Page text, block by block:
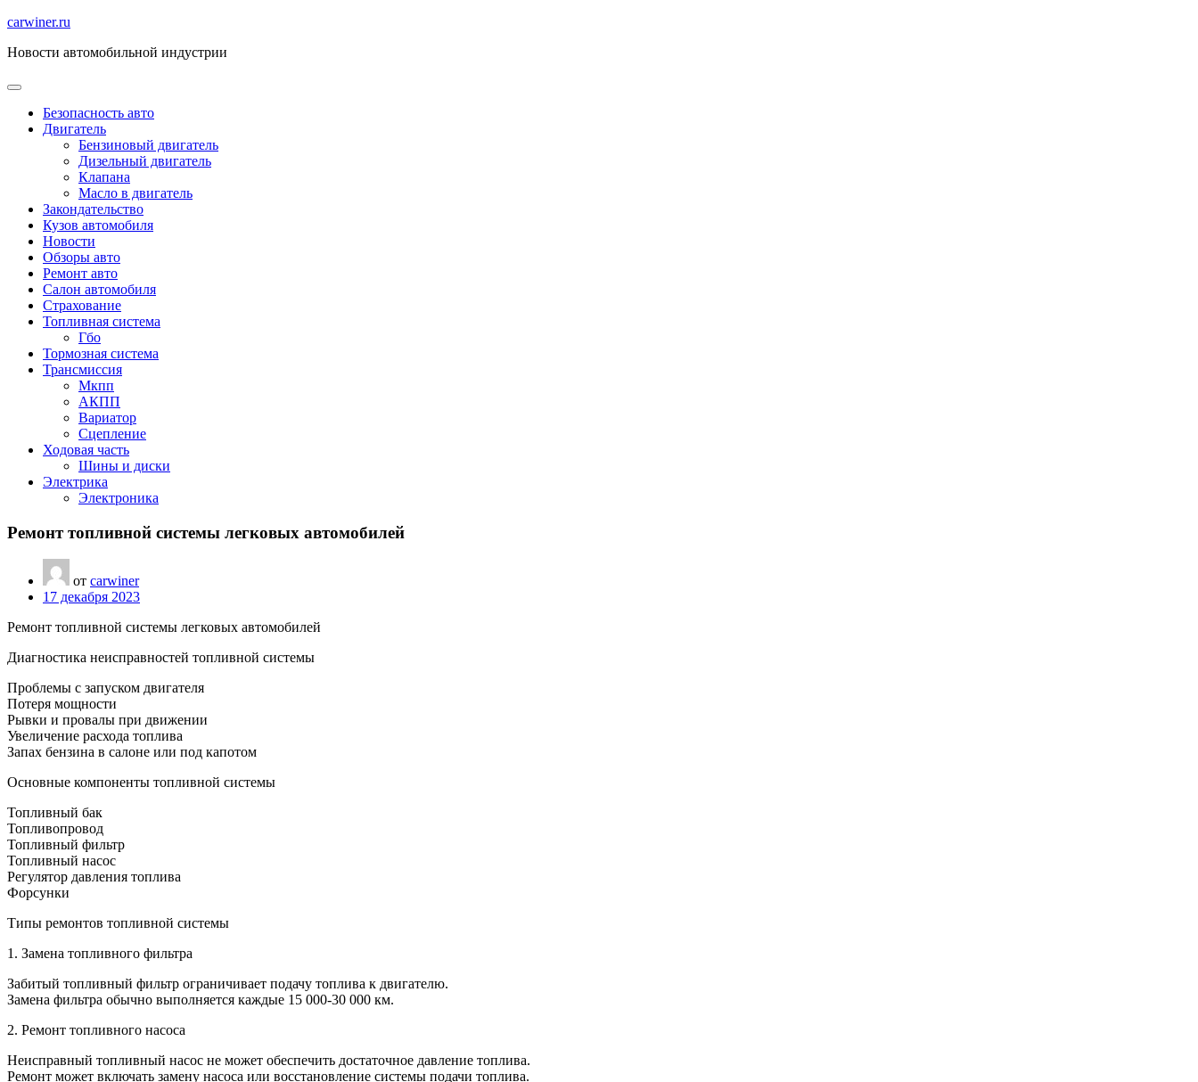
Перейти
содержимому
carwiner.ru
Новости автомобильной индустрии
Безопасность авто
Двигатель
Бензиновый двигатель
Дизельный двигатель
Клапана
Масло в двигатель
Закондательство
Кузов автомобиля
Новости
Обзоры авто
Ремонт авто
Салон автомобиля
Страхование
Топливная система
Гбо
Тормозная система
Трансмиссия
Мкпп
АКПП
Вариатор
Сцепление
Ходовая часть
Шины и диски
Электрика
Электроника
Ремонт топливной системы легковых автомобилей
от carwiner
17 декабря 2023
Ремонт топливной системы легковых автомобилей
Диагностика неисправностей топливной системы
Проблемы с запуском двигателя
Потеря мощности
Рывки и провалы при движении
Увеличение расхода топлива
Запах бензина в салоне или под капотом
Основные компоненты топливной системы
Топливный бак
Топливопровод
Топливный фильтр
Топливный насос
Регулятор давления топлива
Форсунки
Типы ремонтов топливной системы
1. Замена топливного фильтра
Забитый топливный фильтр ограничивает подачу топлива к двигателю.
Замена фильтра обычно выполняется каждые 15 000-30 000 км.
2. Ремонт топливного насоса
Неисправный топливный насос не может обеспечить достаточное давление топлива.
Ремонт может включать замену насоса или восстановление системы подачи топлива.